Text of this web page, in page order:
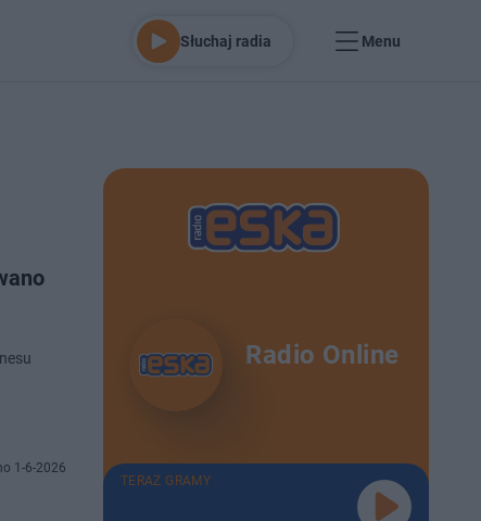
Słuchaj radia Menu
1-6-2026
Radio Online
TERAZ GRAMY